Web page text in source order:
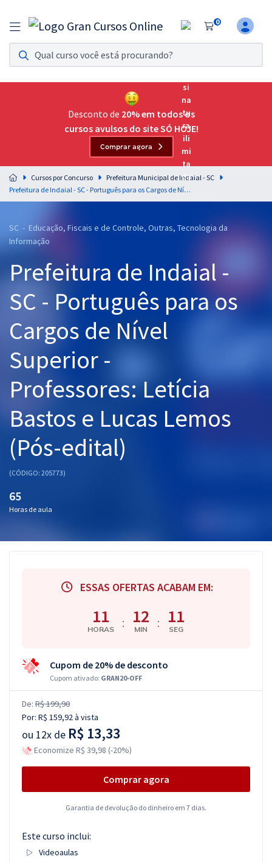
0
Assinatura Ilimitada 11
Acesso a todos os cursos. Teste grátis por 7 dias!
Assinatura OAB Até Passar
Acesso ilimitado a toda preparação para o Exame da
Residências Multiprofissionais
Preparação completa e intensiva para as principais
residências em saúde do Brasil
Assinatura Ilimitada
Graduação
OAB
Mentorias
Questões grátis
Conteúdo gratuito
Blog
Aprovados
Desconto de 20% em todos os
cursos avulsos do site SÓ HOJE!
Comprar agora
Cursos por Concurso
Prefeitura Municipal de Indaial - SC
Prefeitura de Indaial - SC - Português para os Cargos de Nível Superior - Professores: Letícia Bastos e Lucas Lemos (Pós-edital)
SC - Educação, Fiscais e de Controle, Outras, Tecnologia da
Informação
Prefeitura de Indaial -
SC - Português para os
Cargos de Nível
Superior -
Professores: Letícia
Bastos e Lucas Lemos
(Pós-edital)
(CÓDIGO: 205773)
65
Horas de aula
ESSAS OFERTAS ACABAM EM:
11
HORAS : 12
MIN : 10
SEG
Cupom de 20% de desconto
Cupom ativado: GRAN20-OFF
De: R$ 199,90
Por: R$ 159,92à vista
ou 12x de R$ 13,33
Economize R$ 39,98 (-20%)
Comprar agora
Garantia de devolução do dinheiro em 7 dias.
Este curso inclui:
Videoaulas